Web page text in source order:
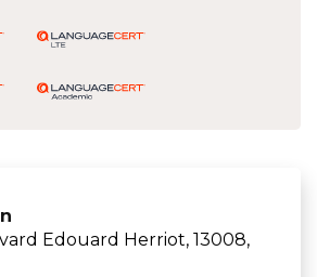
Edouard Herriot, 13008,